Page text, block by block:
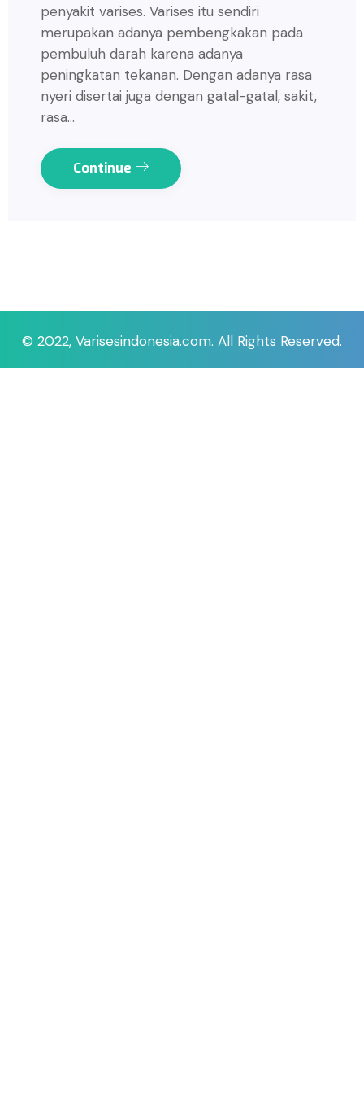
penyakit varises. Varises itu sendiri
merupakan adanya pembengkakan pada
pembuluh darah karena adanya
peningkatan tekanan. Dengan adanya rasa
nyeri disertai juga dengan gatal-gatal, sakit,
rasa…
Continue
© 2022, Varisesindonesia.com. All Rights Reserved.